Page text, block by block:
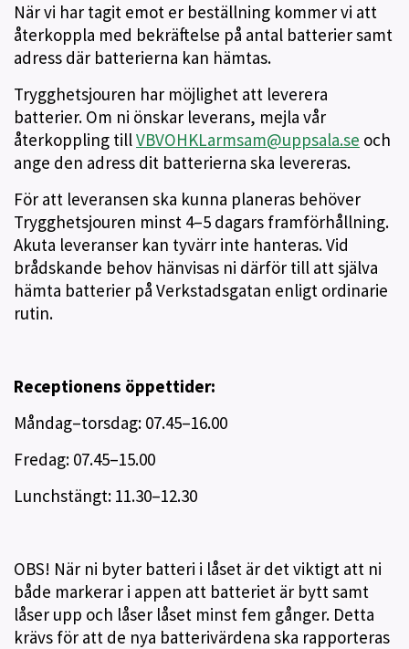
När vi har tagit emot er beställning kommer vi att
återkoppla med bekräftelse på antal batterier samt
adress där batterierna kan hämtas.
Trygghetsjouren har möjlighet att leverera
batterier. Om ni önskar leverans, mejla vår
återkoppling tillVBVOHKLarmsam@uppsala.se och
ange den adress dit batterierna ska levereras.
För att leveransen ska kunna planeras behöver
Trygghetsjouren minst 4–5 dagars framförhållning.
Akuta leveranser kan tyvärr inte hanteras. Vid
brådskande behov hänvisas ni därför till att själva
hämta batterier på Verkstadsgatan enligt ordinarie
rutin.
Receptionens öppettider:
Måndag–torsdag: 07.45–16.00
Fredag: 07.45–15.00
Lunchstängt: 11.30–12.30
OBS! När ni byter batteri i låset är det viktigt att ni
både markerar i appen att batteriet är bytt samt
låser upp och låser låset minst fem gånger. Detta
krävs för att de nya batterivärdena ska rapporteras